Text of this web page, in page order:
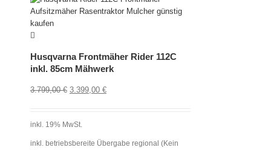
Husqvarna Frontmäher Rider 112C
inkl. 85cm Mähwerk
3.799,00€ 3.399,00 €
inkl. 19% MwSt.
inkl. betriebsbereite Übergabe regional (Kein